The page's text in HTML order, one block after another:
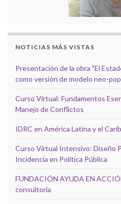
NOTICIAS MÁS VISTAS
Presentación de la obra "El
como versión de modelo neo-
Curso Virtual: Fundamentos
Manejo de Conflictos
IDRC en América Latina y el
Curso Virtual Intensivo: Diseño
Incidencia en Política Pública
FUNDACIÓN AYUDA EN
consultoría